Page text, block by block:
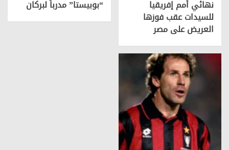
نهائي أمم إفريقيا
للسيدات عقب فوزها
العريض على مصر
“بوبيستا” مدرباً لبركان